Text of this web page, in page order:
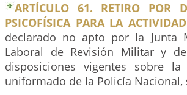
ARTÍCULO 61. RETIRO POR
PSICOFÍSICA PARA LA
declarado no apto por la Junta
Laboral de Revisión Militar y
disposiciones vigentes sobre
uniformado de la Policía